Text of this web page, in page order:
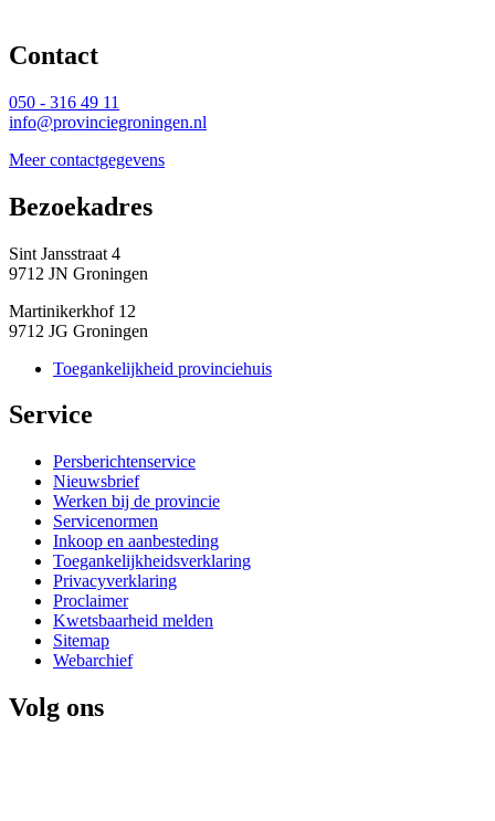
Contact
050 - 316 49 11
info@provinciegroningen.nl
Meer contactgegevens
Bezoekadres
Sint Jansstraat 4
9712 JN Groningen
Martinikerkhof 12
9712 JG Groningen
Toegankelijkheid provinciehuis
Service
Persberichtenservice
Nieuwsbrief
Werken bij de provincie
Servicenormen
Inkoop en aanbesteding
Toegankelijkheidsverklaring
Privacyverklaring
Proclaimer
Kwetsbaarheid melden
Sitemap
Webarchief
Volg ons